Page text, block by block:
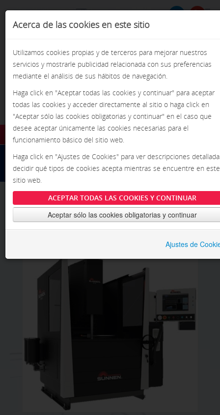
Acerca de las cookies en este sitio
Utilizamos cookies propias y de terceros para mejorar nuestros
servicios y mostrarle publicidad relacionada con sus preferencias
mediante el análisis de sus hábitos de navegación.
Haga click en "Aceptar todas las cookies y continuar" para aceptar
todas las cookies y acceder directamente al sitio o haga click en
"Aceptar sólo las cookies obligatorias y continuar" en el caso que
desee aceptar únicamente las cookies necesarias para el
funcionamiento básico del sitio web.
Haga click en "Ajustes de Cookies" para ver descripciones
decidir qué tipos de cookies acepta mientras se encuentre en este
sitio web.
ACEPTAR TODAS LAS COOKIES Y CONTINUAR
Aceptar sólo las cookies obligatorias y continuar
Ajustes de
búsqueda
¡Pasión por la precisión!
INFORMACIÓN
NOTICIAS
EVENTOS
BRUÑIDO
Inicio / / Bruñido / Rectificadoras Bruñidoras Verticales
Bruñidora Vertical SUNNEN SV-35